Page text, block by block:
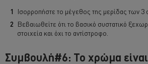
Ισορροπήστε το μέγεθος της μερίδας των 3
Βεβαιωθείτε ότι το βασικό συστατικό
στοιχεία και όχι το αντίστροφο.
Συμβουλή#6: Το χρώμα